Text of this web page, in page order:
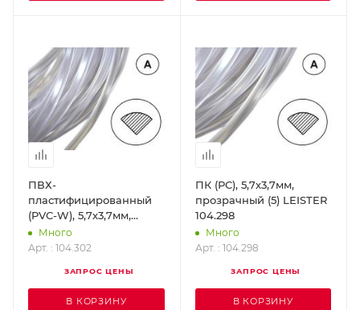
ПВХ-
пластифицированный
(PVC-W), 5,7х3,7мм,
прозрачный (10)
LEISTER 104.302
Много
Арт. : 104.302
ЗАПРОС ЦЕНЫ
В КОРЗИНУ
ПК (РС), 5,7х3,7мм,
прозрачный (5) LEISTER
104.298
Много
Арт. : 104.298
ЗАПРОС ЦЕНЫ
В КОРЗИНУ